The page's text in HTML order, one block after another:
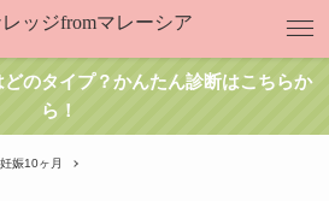
のタイプ？かんたん診断はこちらか
ら！
妊娠10ヶ月